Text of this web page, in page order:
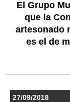
El Grupo
que la
artesonado
es el de
27/09/2018